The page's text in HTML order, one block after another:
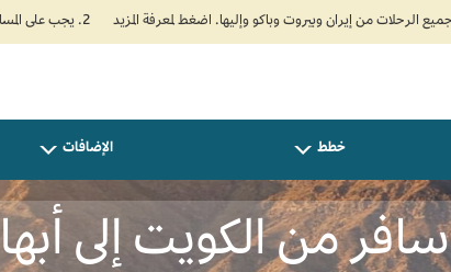
2. يجب على المسافرين المتجهين إلى الهند تعبئة نموذج الإقرار الصحي الذاتي (Air Suvidha) الإلزامي قبل موعد الوصول بـ 24 ساعة على الأقل. اضغط هنا للدخول إلى بوابة Air Suvidha.
خطط الإضافات
سافر من الكويت إلى أبها KWD 156